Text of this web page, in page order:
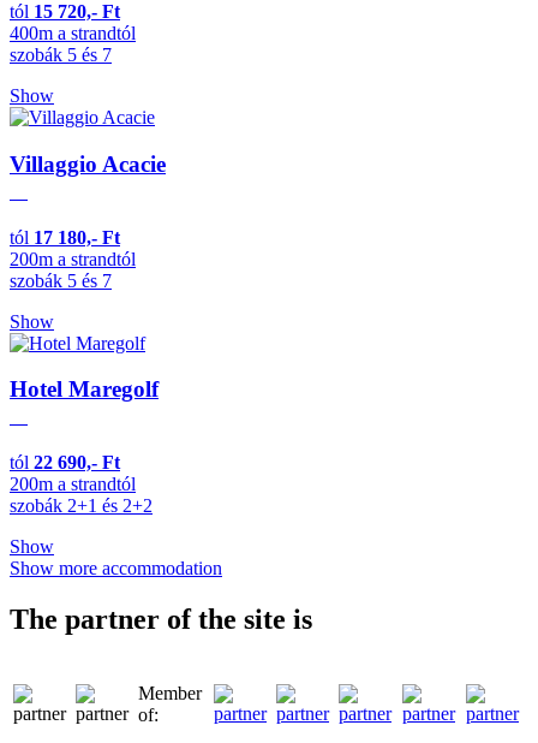
tól 15 720,- Ft
400m a strandtól
szobák 5 és 7
Show
Villaggio Acacie
tól 17 180,- Ft
200m a strandtól
szobák 5 és 7
Show
Hotel Maregolf
tól 22 690,- Ft
200m a strandtól
szobák 2+1 és 2+2
Show
Show more accommodation
The partner of the site is
Member
of: